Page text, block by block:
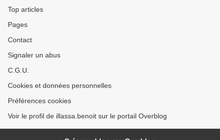
Top articles
Pages
Contact
Signaler un abus
C.G.U.
Cookies et données personnelles
Préférences cookies
Voir le profil de illassa.benoit sur le portail Overblog